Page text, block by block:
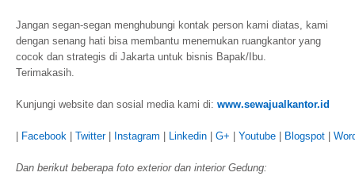
Jangan segan-segan menghubungi kontak person kami diatas, kami
dengan senang hati bisa membantu menemukan ruangkantor yang
cocok dan strategis di Jakarta untuk bisnis Bapak/Ibu.
Terimakasih.
Kunjungi website dan sosial media kami di: www.sewajualkantor.id
Facebook Twitter| Instagram Linkedin G+ Youtube Blogspot
Dan berikut beberapa foto exterior dan interior Gedung: